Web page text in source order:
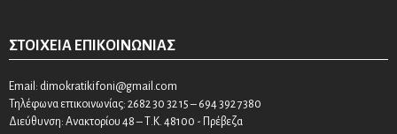
ΣΤΟΙΧΕΊΑ ΕΠΙΚΟΙΝΩΝΊΑΣ
Email: dimokratikifoni@gmail.com
Τηλέφωνα επικοινωνίας: 2682 30 32 15 – 694 392 7380
Διεύθυνση: Ανακτορίου 48 – Τ.Κ. 48100 - Πρέβεζα